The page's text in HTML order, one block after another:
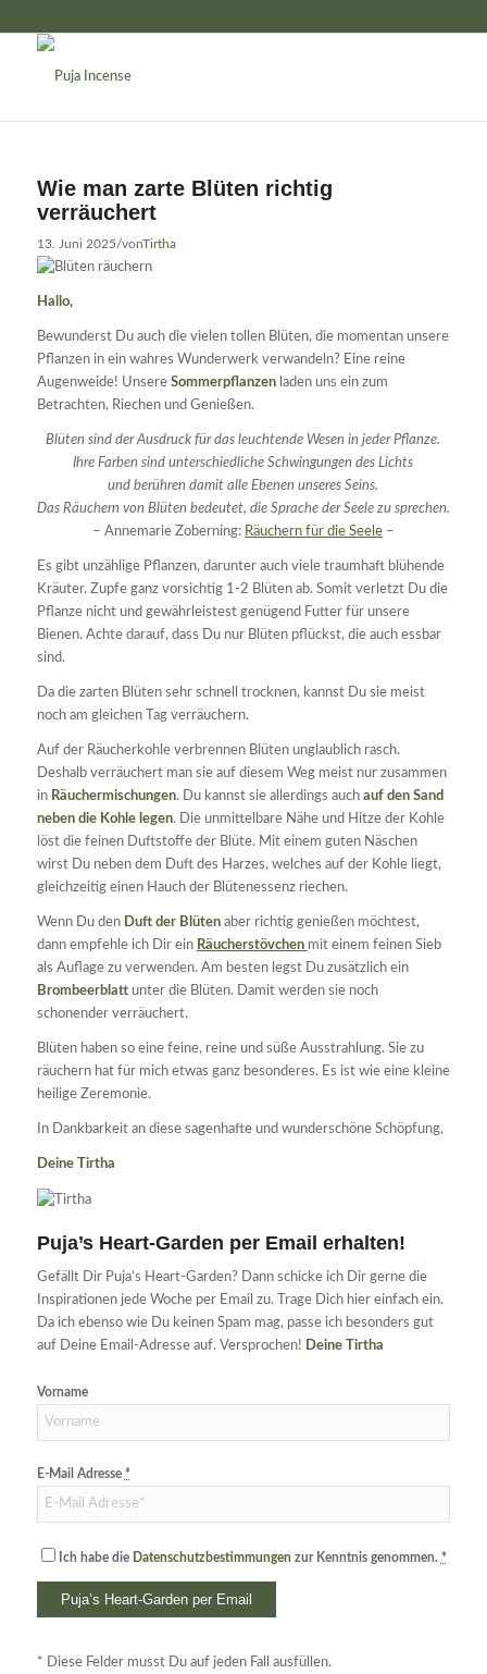
Wie man zarte Blüten richtig
verräuchert
13. Juni 2025/vonTirtha
Hallo,
Bewunderst Du auch die vielen tollen Blüten, die momentan unsere
Pflanzen in ein wahres Wunderwerk verwandeln? Eine reine
Augenweide! Unsere Sommerpflanzenladen uns ein zum
Betrachten, Riechen und Genießen.
Blüten sind der Ausdruck für das leuchtende Wesen in jeder Pflanze.
Ihre Farben sind unterschiedliche Schwingungen des Lichts
und berühren damit alle Ebenen unseres Seins.
Das Räuchern von Blüten bedeutet, die Sprache der Seele zu sprechen.
– Annemarie Zoberning: Räuchern für die Seele–
Es gibt unzählige Pflanzen, darunter auch viele traumhaft blühende
Kräuter. Zupfe ganz vorsichtig 1-2 Blüten ab. Somit verletzt Du die
Pflanze nicht und gewährleistest genügend Futter für unsere
Bienen. Achte darauf, dass Du nur Blüten pflückst, die auch essbar
sind.
Da die zarten Blüten sehr schnell trocknen, kannst Du sie meist
noch am gleichen Tag verräuchern.
Auf der Räucherkohle verbrennen Blüten unglaublich rasch.
Deshalb verräuchert man sie auf diesem Weg meist nur zusammen
in Räuchermischungen. Du kannst sie allerdings auch auf den Sand
neben die Kohle legen. Die unmittelbare Nähe und Hitze der Kohle
löst die feinen Duftstoffe der Blüte. Mit einem guten Näschen
wirst Du neben dem Duft des Harzes, welches auf der Kohle liegt,
gleichzeitig einen Hauch der Blütenessenz riechen.
Wenn Du denDuft der Blütenaber richtig genießen möchtest,
dann empfehle ich Dir ein Räucherstövchen mit einem feinen Sieb
als Auflage zu verwenden. Am besten legst Du zusätzlich ein
Brombeerblattunter die Blüten. Damit werden sie noch
schonender verräuchert.
Blüten haben so eine feine, reine und süße Ausstrahlung. Sie zu
räuchern hat für mich etwas ganz besonderes. Es ist wie eine kleine
heilige Zeremonie.
In Dankbarkeit an diese sagenhafte und wunderschöne Schöpfung,
Deine Tirtha
Puja’s Heart-Garden per Email erhalten!
Gefällt Dir Puja’s Heart-Garden? Dann schicke ich Dir gerne die
Inspirationen jede Woche per Email zu. Trage Dich hier einfach ein.
Da ich ebenso wie Du keinen Spam mag, passe ich besonders gut
auf Deine Email-Adresse auf. Versprochen! Deine Tirtha
Vorname
E-Mail Adresse *
Ich habe die Datenschutzbestimmungen zur Kenntnis genommen. *
* Diese Felder musst Du auf jeden Fall ausfüllen.